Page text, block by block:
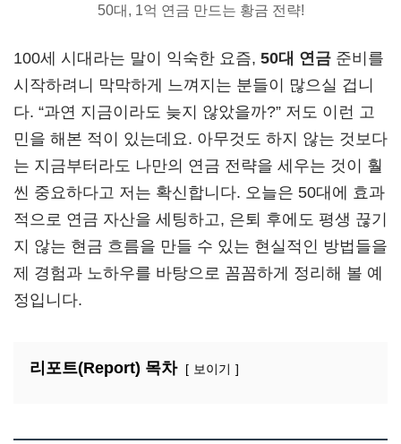
50대, 1억 연금 만드는 황금 전략!
100세 시대라는 말이 익숙한 요즘, 50대 연금 준비를
시작하려니 막막하게 느껴지는 분들이 많으실 겁니
다. “과연 지금이라도 늦지 않았을까?” 저도 이런 고
민을 해본 적이 있는데요. 아무것도 하지 않는 것보다
는 지금부터라도 나만의 연금 전략을 세우는 것이 훨
씬 중요하다고 저는 확신합니다. 오늘은 50대에 효과
적으로 연금 자산을 세팅하고, 은퇴 후에도 평생 끊기
지 않는 현금 흐름을 만들 수 있는 현실적인 방법들을
제 경험과 노하우를 바탕으로 꼼꼼하게 정리해 볼 예
정입니다.
리포트(Report) 목차 보이기